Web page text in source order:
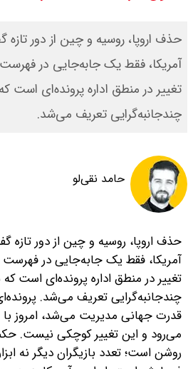
۱۴۰۵ اعلام شد/ طلا بر مدار صعود
/ نفت صعودی
حذف اروپا، روسیه و چین از دور
آمریکا، فقط یک جابه‌جایی در
تغییر در منطق اداره پرونده‌ای است
چندجانبه‌گرایی تعریف می‌شد.
حامد نقی‌لو
حذف اروپا، روسیه و چین از دور تازه
آمریکا، فقط یک جابه‌جایی در فهرست
تغییر در منطق اداره پرونده‌ای است
چندجانبه‌گرایی تعریف می‌شد.
قدرت جهانی مدیریت می‌شد، امروز
می‌رود و این تغییر کوچکی نیست.
روشن است؛ تعدد بازیگران دیگر نه